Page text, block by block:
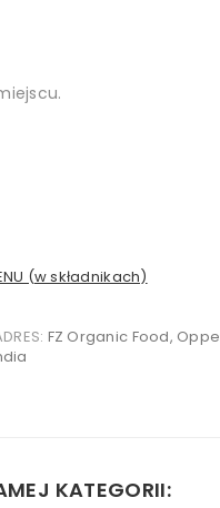
(w składnikach)
FZ Organic Food,
KATEGORII: